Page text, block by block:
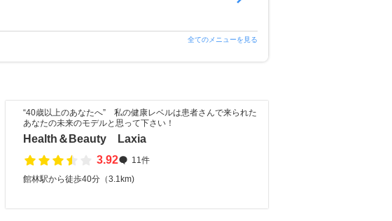
全てのメニューを見る
“40歳以上のあなたへ” 私の健康レベルは患者さんで来られた
あなたの未来のモデルと思って下さい！
Health＆Beauty Laxia
3.92
11件
館林駅から徒歩40分（3.1km)